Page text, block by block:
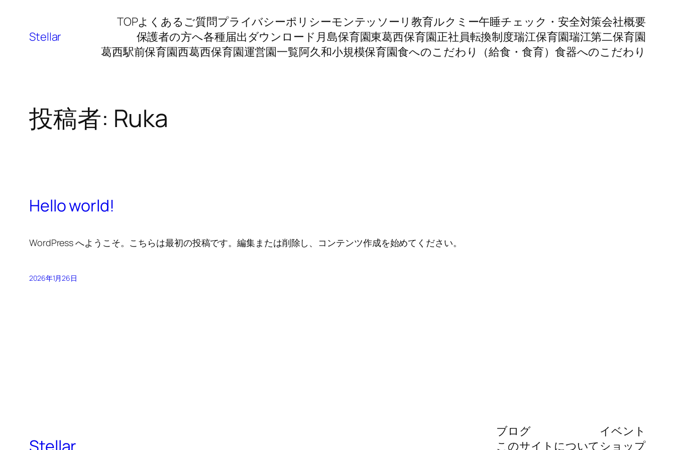
Stellar
TOPよくあるご質問プライバシーポリシーモンテッソーリ教育ルクミー午睡チェック・安全対策会社概要
保護者の方へ各種届出ダウンロード 月島保育園東葛西保育園正社員転換制度瑞江保育園瑞江第二保育園
葛西駅前保育園西葛西保育園運営園一覧阿久和小規模保育園食へのこだわり（給食・食育） 食器へのこだわり
投稿者: Ruka
Hello world!
WordPress へようこそ。こちらは最初の投稿です。編集または削除し、コンテンツ作成を始めてください。
2026年1月26日
ブログ
このサイトについて
イベント
ショップ